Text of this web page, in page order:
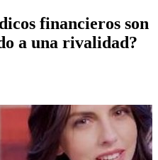
financieros son
a una rivalidad?